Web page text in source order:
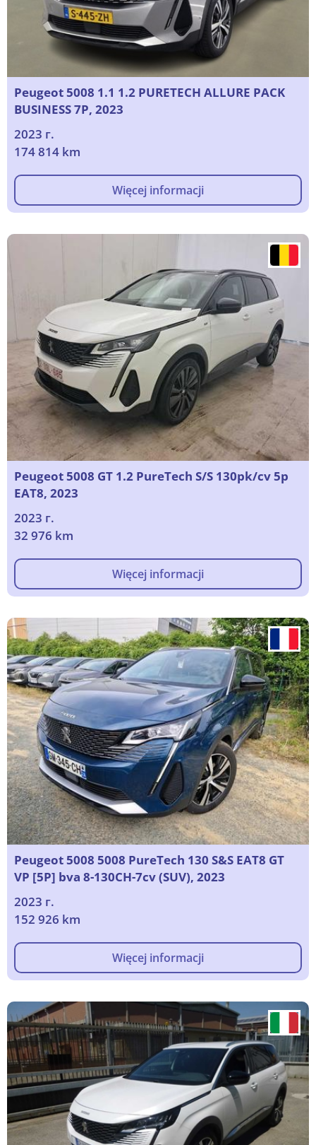
Peugeot 5008 1.1 1.2 PURETECH ALLURE PACK
BUSINESS 7P, 2023
2023 г.
174 814 km
Więcej informacji
Peugeot 5008 GT 1.2 PureTech S/S 130pk/cv 5p
EAT8, 2023
2023 г.
32 976 km
Więcej informacji
Peugeot 5008 5008 PureTech 130 S&S EAT8 GT
VP [5P] bva 8-130CH-7cv (SUV), 2023
2023 г.
152 926 km
Więcej informacji